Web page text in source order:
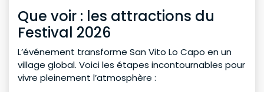
Que voir : les attractions du
Festival 2026
L’événement transforme San Vito Lo Capo en un
village global. Voici les étapes incontournables pour
vivre pleinement l’atmosphère :